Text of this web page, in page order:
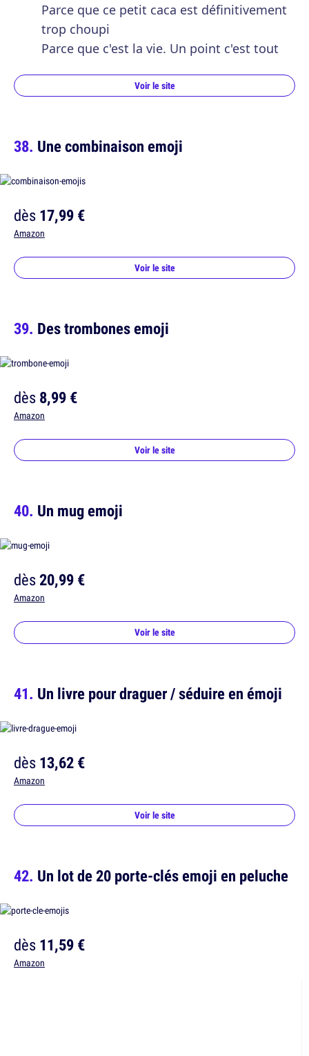
Parce que ce petit caca est définitivement
trop choupi
Parce que c'est la vie. Un point c'est tout
Voir le site
Une combinaison emoji
dès17,99 €
Amazon
Voir le site
Des trombones emoji
dès8,99 €
Amazon
Voir le site
Un mug emoji
dès20,99 €
Amazon
Voir le site
Un livre pour draguer / séduire en émoji
dès13,62 €
Amazon
Voir le site
Un lot de 20 porte-clés emoji en peluche
dès11,59 €
Amazon